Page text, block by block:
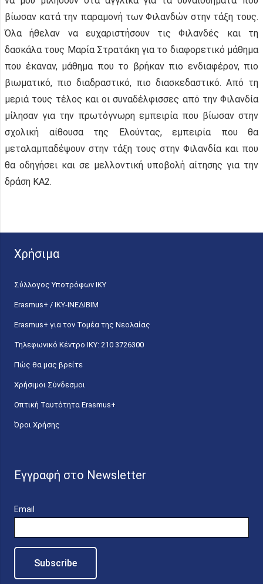
βίωσαν κατά την παραμονή των Φιλανδών στην τάξη τους.
Όλα ήθελαν να ευχαριστήσουν τις Φιλανδές και τη
δασκάλα τους Μαρία Στρατάκη για το διαφορετικό μάθημα
που έκαναν, μάθημα που το βρήκαν πιο ενδιαφέρον, πιο
βιωματικό, πιο διαδραστικό, πιο διασκεδαστικό. Από τη
μεριά τους τέλος και οι συναδέλφισσες από την Φιλανδία
μίλησαν για την πρωτόγνωρη εμπειρία που βίωσαν στην
σχολική αίθουσα της Ελούντας, εμπειρία που θα
μεταλαμπαδέψουν στην τάξη τους στην Φιλανδία και που
θα οδηγήσει και σε μελλοντική υποβολή αίτησης για την
δράση ΚΑ2.
Χρήσιμα
Σύλλογος Υποτρόφων ΙΚΥ
Erasmus+ / ΙΚΥ-ΙΝΕΔΙΒΙΜ
Erasmus+ για τον Τομέα της Νεολαίας
Τηλεφωνικό Κέντρο IKY: 210 3726300
Πώς θα μας βρείτε
Χρήσιμοι Σύνδεσμοι
Οπτική Ταυτότητα Erasmus+
Όροι Χρήσης
Εγγραφή στο Newsletter
Email